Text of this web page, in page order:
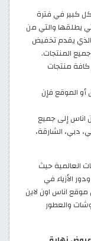
كبير في فترة
يطلقها والتي من
الذي يقدم تخفيض
منتجات
الموقع فإن
إلى جميع
دبي، الشارقة،
العالمية حيث
الأزياء في
اناس اون لاين
والعطور